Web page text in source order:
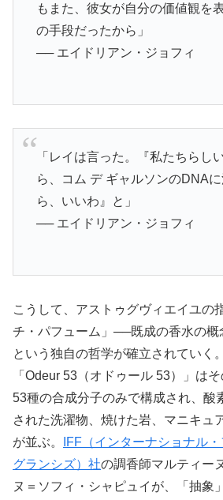
もまた、彼女が自分の価値観を
の手段だったから」
── エイドリアン・ジョフィ
「レイは言った。『私たちらし
ら、コム デ ギャルソンのDNA
ら、いいわ』と」
── エイドリアン・ジョフィ
こうして、アストゥグヴィエイユの
チ・パフューム」──既成の香水の
という独自の哲学が確立されていく
「Odeur 53（オドゥール 53）」は
53種の合成分子のみで構成され、酸
された洗濯物、焼けた岩、マニキュ
が並ぶ。
IFF（インターナショナル
グランシズ）社の調香師マルティー
ヌ＝ソフィ・シャピュイが、「抽象